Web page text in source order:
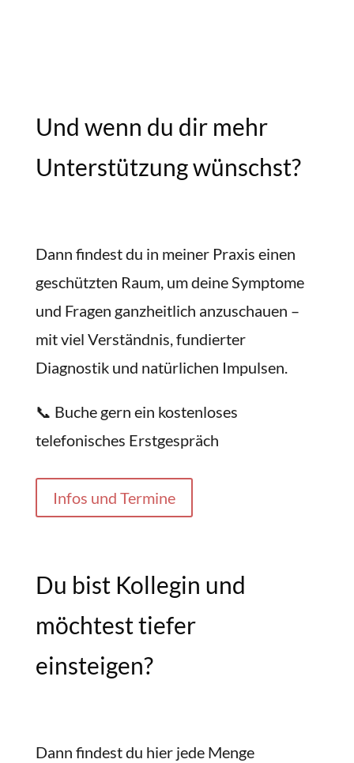
Und wenn du dir mehr
Unterstützung wünschst?
Dann findest du in meiner Praxis einen
geschützten Raum, um deine Symptome
und Fragen ganzheitlich anzuschauen –
mit viel Verständnis, fundierter
Diagnostik und natürlichen Impulsen.
📞 Buche gern ein kostenloses
telefonisches Erstgespräch
Infos und Termine
Du bist Kollegin und
möchtest tiefer
einsteigen?
Dann findest du hier jede Menge